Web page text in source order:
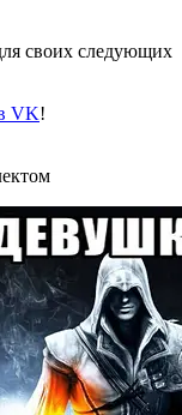
своих следующих
VK!